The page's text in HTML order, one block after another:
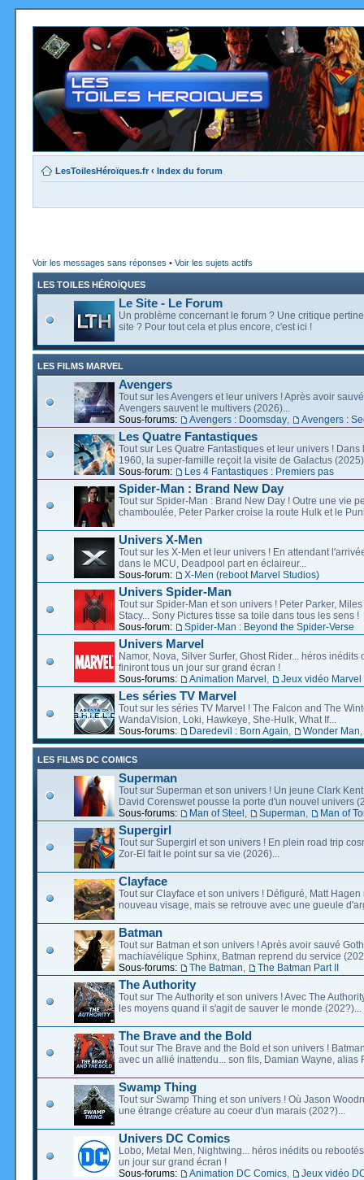
LesToilesHéroïques.fr ‹ Index du forum
Voir les messages sans réponses • Voir les sujets actifs
LES TOILES HÉROÏQUES
Le Site - Le Forum
Un problème concernant le forum ? Une critique
site ? Pour tout cela et plus encore, c'est ici !
LES FILMS MARVEL
Avengers
Tout sur les Avengers et leur univers ! Après avoir
Avengers sauvent le multivers (2026)...
Sous-forums:
Avengers : Doomsday Avengers :
Les Quatre Fantastiques
Tout sur Les Quatre Fantastiques et leur univers ! Dans
1960, la super-famille reçoit la visite de Galactus
Sous-forum:
Les 4 Fantastiques : Premiers pas
Spider-Man : Brand New Day
Tout sur Spider-Man : Brand New Day ! Outre une vie
chamboulée, Peter Parker croise la route Hulk et le
Univers X-Men
Tout sur les X-Men et leur univers ! En attendant
dans le MCU, Deadpool part en éclaireur...
Sous-forum:
X-Men (reboot Marvel Studios)
Univers Spider-Man
Tout sur Spider-Man et son univers ! Peter Parker,
Stacy... Sony Pictures tisse sa toile dans tous les sens !
Sous-forum:
Spider-Man : Beyond the Spider-Verse
Univers Marvel
Namor, Nova, Silver Surfer, Ghost Rider... héros inédits
finiront tous un jour sur grand écran !
Sous-forums:
Animation Marvel Jeux vidéo Marvel
Les séries TV Marvel
Tout sur les séries TV Marvel ! The Falcon and The
WandaVision, Loki, Hawkeye, She-Hulk, What If...
Sous-forums:
Daredevil : Born Again Wonder Man
LES FILMS DC COMICS
Superman
Tout sur Superman et son univers ! Un jeune Clark
David Corenswet pousse la porte d'un nouvel univers
Sous-forums:
Man of Steel Superman Man of
Supergirl
Tout sur Supergirl et son univers ! En plein road trip
Zor-El fait le point sur sa vie (2026)...
Clayface
Tout sur Clayface et son univers ! Défiguré, Matt Hagen
nouveau visage, mais se retrouve avec une gueule
Batman
Tout sur Batman et son univers ! Après avoir sauvé
machiavélique Sphinx, Batman reprend du service
Sous-forums:
The Batman The Batman Part II
The Authority
Tout sur The Authority et son univers ! Avec The
les moyens quand il s'agit de sauver le monde (202?)...
The Brave and the Bold
Tout sur The Brave and the Bold et son univers !
avec un allié inattendu... son fils, Damian Wayne, alias
Swamp Thing
Tout sur Swamp Thing et son univers ! Où Jason
une étrange créature au coeur d'un marais (202?)...
Univers DC Comics
Lobo, Metal Men, Nightwing... héros inédits ou
un jour sur grand écran !
Sous-forums:
Animation DC Comics Jeux vidéo